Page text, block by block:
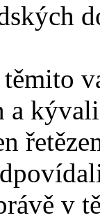
a
v